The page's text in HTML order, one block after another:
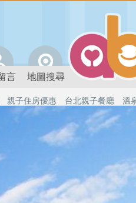
言 地圖搜尋
親子住房優惠 台北親子餐廳 溫